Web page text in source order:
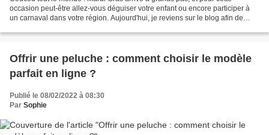
occasion peut-être allez-vous déguiser votre enfant ou encore participer à
un carnaval dans votre région. Aujourd'hui, je reviens sur le blog afin de
Offrir une peluche : comment choisir le modèle
parfait en ligne ?
Publié le 08/02/2022 à 08:30
Par Sophie